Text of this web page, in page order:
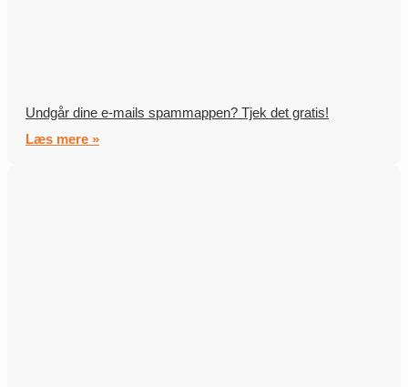
Undgår dine e-mails spammappen? Tjek det gratis!
Læs mere »